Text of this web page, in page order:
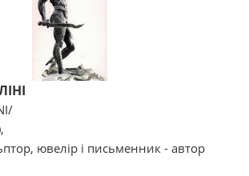
ювелір і письменник - автор